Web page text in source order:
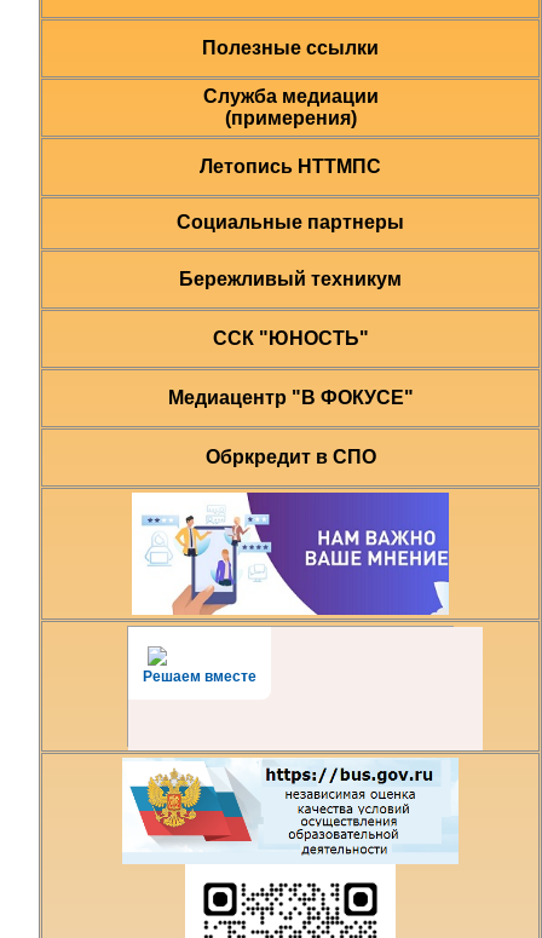
Полезные ссылки
Служба медиации
(примерения)
Летопись НТТМПС
Социальные партнеры
Бережливый техникум
ССК "ЮНОСТЬ"
Медиацентр "В ФОКУСЕ"
Обркредит в СПО
Решаем вместе